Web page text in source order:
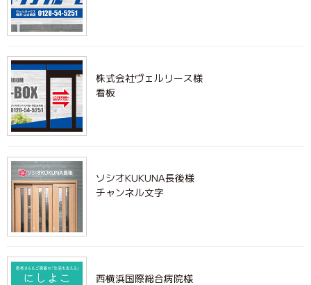
株式会社ヴェルリース様
看板
ソシオKUKUNA長後様
チャンネル文字
西横浜国際総合病院様